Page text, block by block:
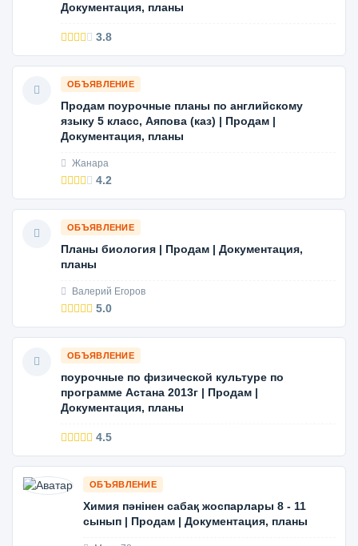
Документация, планы
3.8
ОБЪЯВЛЕНИЕ
Продам поурочные планы по английскому
языку 5 класс, Аяпова (каз) | Продам |
Документация, планы
Жанара
4.2
ОБЪЯВЛЕНИЕ
Планы биология | Продам | Документация,
планы
Валерий Егоров
5.0
ОБЪЯВЛЕНИЕ
поурочные по физической культуре по
программе Астана 2013г | Продам |
Документация, планы
4.5
ОБЪЯВЛЕНИЕ
Химия пәнінен сабақ жоспарлары 8 - 11
сынып | Продам | Документация, планы